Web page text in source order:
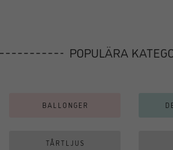
POPULÄRA
BALLONGER
TÅRTLJUS